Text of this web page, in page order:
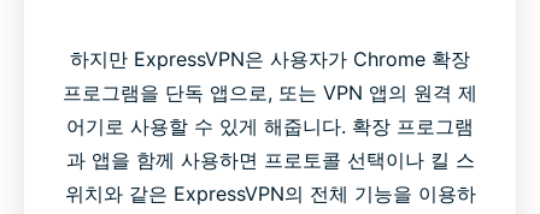
하지만 ExpressVPN은 사용자가 Chrome 확장
프로그램을 단독 앱으로, 또는 VPN 앱의 원격 제
어기로 사용할 수 있게 해줍니다. 확장 프로그램
과 앱을 함께 사용하면 프로토콜 선택이나 킬 스
위치와 같은 ExpressVPN의 전체 기능을 이용하